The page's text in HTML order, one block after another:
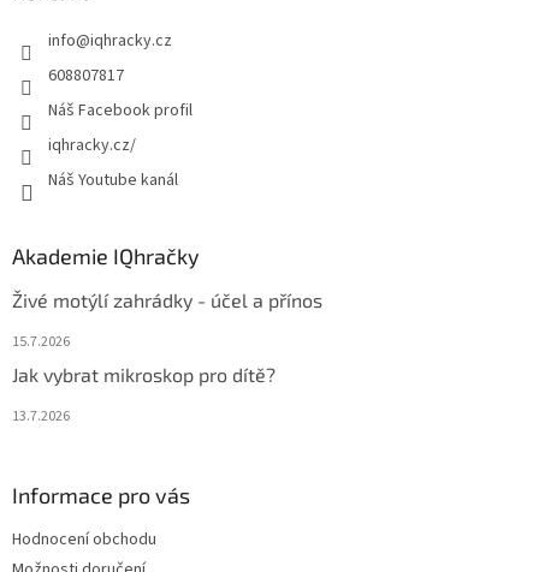
info@iqhracky.cz
608807817
Náš Facebook profil
iqhracky.cz/
Náš Youtube kanál
Akademie IQhračky
Živé motýlí zahrádky - účel a přínos
15.7.2026
Jak vybrat mikroskop pro dítě?
13.7.2026
Informace pro vás
Hodnocení obchodu